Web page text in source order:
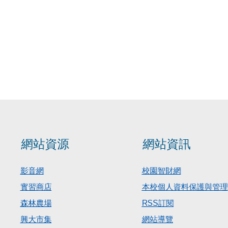
網站資源
影音網
實習商店
森林農場
興大市集
網站資訊
校園智財網
本校個人資料保護與管理
RSS訂閱
網站導覽